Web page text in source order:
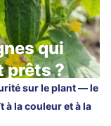
qui
prêts ?
sur le plant — le
la couleur et à la